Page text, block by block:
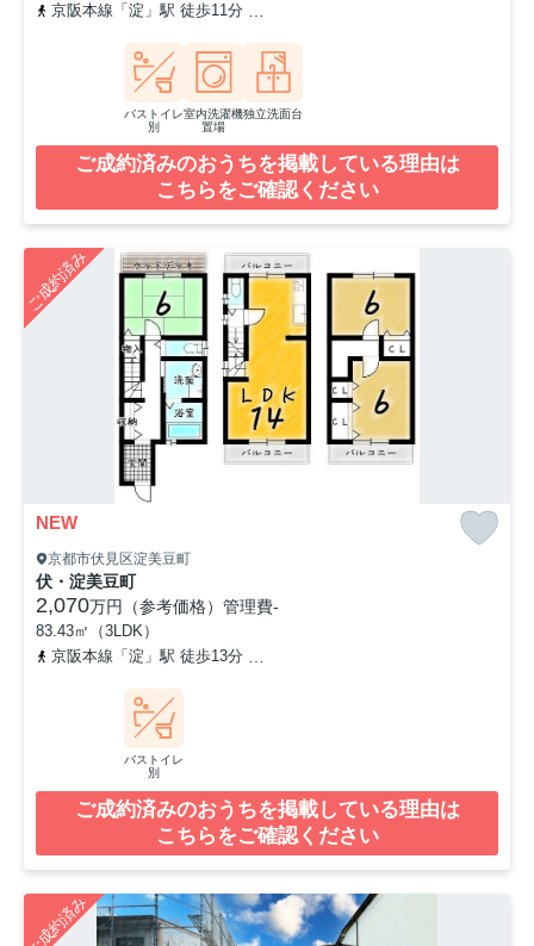
京阪本線「淀」駅 徒歩11分
バストイレ
別
室内洗濯機
置場
独立洗面台
ご成約済みのおうちを掲載している理由は
こちらをご確認ください
ご成約済み
NEW
京都市伏見区淀美豆町
伏・淀美豆町
2,070万円（参考価格） 管理費-
83.43㎡（3LDK）
京阪本線「淀」駅 徒歩13分
バストイレ
別
ご成約済みのおうちを掲載している理由は
こちらをご確認ください
ご成約済み